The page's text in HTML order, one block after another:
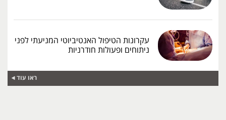
עקרונות הטיפול האנטיביוטי המניעתי לפני
ניתוחים ופעולות חודרניות
ראו עוד